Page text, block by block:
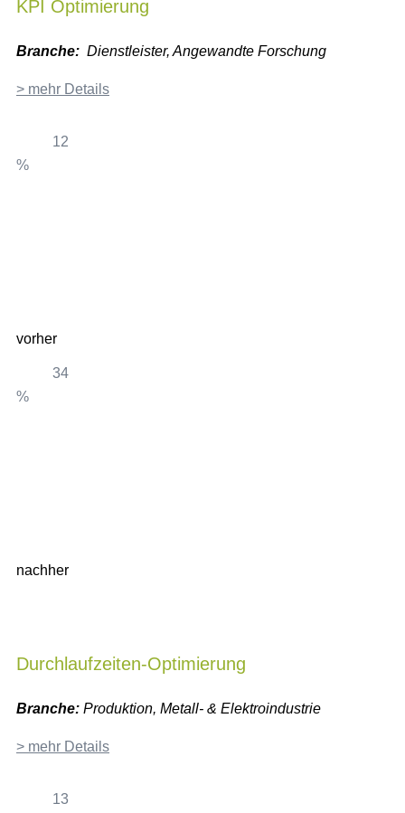
KPI Optimierung
Branche: Dienstleister, Angewandte Forschung
> mehr Details
12
%
vorher
34
%
nachher
Durchlaufzeiten-Optimierung
Branche: Produktion, Metall- & Elektroindustrie
> mehr Details
13